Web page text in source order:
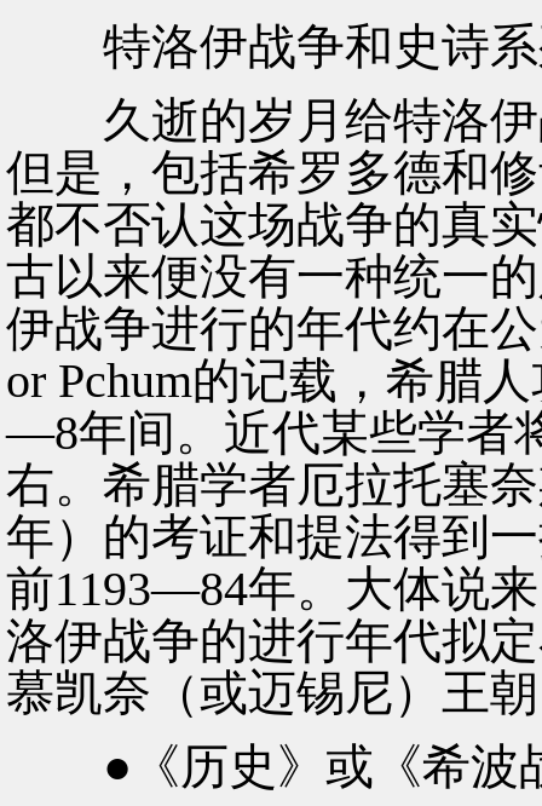
特洛伊战争和史诗
久逝的岁月给特洛伊
但是，包括希罗多德和
都不否认这场战争的真
古以来便没有一种统一
伊战争进行的年代约在
or Pchum的记载，希腊
—8年间。近代某些学者
右。希腊学者厄拉托塞奈
年）的考证和提法得到
前1193—84年。大体说
洛伊战争的进行年代拟
慕凯奈（或迈锡尼）王
●《历史》或《希波战